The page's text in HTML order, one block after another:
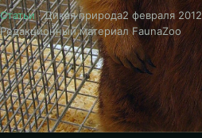
Статьи· Дикая природа2 февраля 2012
Редакционный материал FaunaZoo